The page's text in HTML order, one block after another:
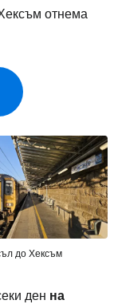
отнема
до Хексъм
ден на